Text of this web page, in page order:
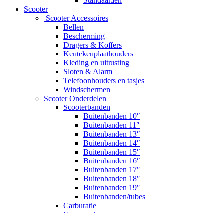
Scooter
Scooter Accessoires
Bellen
Bescherming
Dragers & Koffers
Kentekenplaathouders
Kleding en uitrusting
Sloten & Alarm
Telefoonhouders en tasjes
Windschermen
Scooter Onderdelen
Scooterbanden
Buitenbanden 10″
Buitenbanden 11″
Buitenbanden 13″
Buitenbanden 14″
Buitenbanden 15″
Buitenbanden 16″
Buitenbanden 17″
Buitenbanden 18″
Buitenbanden 19″
Buitenbanden/tubes
Carburatie